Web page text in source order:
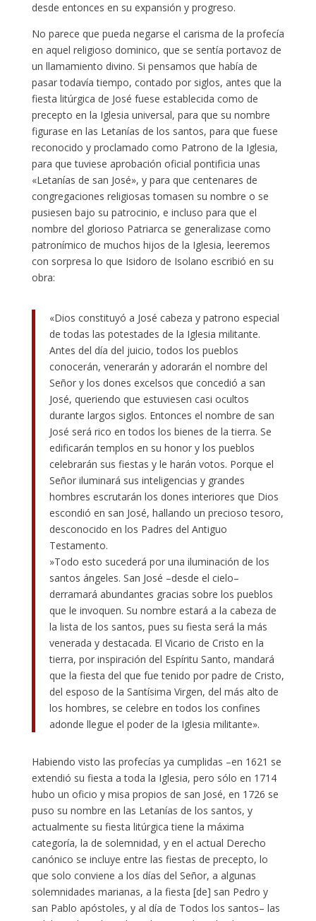
desde entonces en su expansión y progreso.
No parece que pueda negarse el carisma de la profecía
en aquel religioso dominico, que se sentía portavoz de
un llamamiento divino. Si pensamos que había de
pasar todavía tiempo, contado por siglos, antes que la
fiesta litúrgica de José fuese establecida como de
precepto en la Iglesia universal, para que su nombre
figurase en las Letanías de los santos, para que fuese
reconocido y proclamado como Patrono de la Iglesia,
para que tuviese aprobación oficial pontificia unas
«Letanías de san José», y para que centenares de
congregaciones religiosas tomasen su nombre o se
pusiesen bajo su patrocinio, e incluso para que el
nombre del glorioso Patriarca se generalizase como
patronímico de muchos hijos de la Iglesia, leeremos
con sorpresa lo que Isidoro de Isolano escribió en su
obra:
«Dios constituyó a José cabeza y patrono especial
de todas las potestades de la Iglesia militante.
Antes del día del juicio, todos los pueblos
conocerán, venerarán y adorarán el nombre del
Señor y los dones excelsos que concedió a san
José, queriendo que estuviesen casi ocultos
durante largos siglos. Entonces el nombre de san
José será rico en todos los bienes de la tierra. Se
edificarán templos en su honor y los pueblos
celebrarán sus fiestas y le harán votos. Porque el
Señor iluminará sus inteligencias y grandes
hombres escrutarán los dones interiores que Dios
escondió en san José, hallando un precioso tesoro,
desconocido en los Padres del Antiguo
Testamento.
»Todo esto sucederá por una iluminación de los
santos ángeles. San José –desde el cielo–
derramará abundantes gracias sobre los pueblos
que le invoquen. Su nombre estará a la cabeza de
la lista de los santos, pues su fiesta será la más
venerada y destacada. El Vicario de Cristo en la
tierra, por inspiración del Espíritu Santo, mandará
que la fiesta del que fue tenido por padre de Cristo,
del esposo de la Santísima Virgen, del más alto de
los hombres, se celebre en todos los confines
adonde llegue el poder de la Iglesia militante».
Habiendo visto las profecías ya cumplidas –en 1621 se
extendió su fiesta a toda la Iglesia, pero sólo en 1714
hubo un oficio y misa propios de san José, en 1726 se
puso su nombre en las Letanías de los santos, y
actualmente su fiesta litúrgica tiene la máxima
categoría, la de solemnidad, y en el actual Derecho
canónico se incluye entre las fiestas de precepto, lo
que solo conviene a los días del Señor, a algunas
solemnidades marianas, a la fiesta [de] san Pedro y
san Pablo apóstoles, y al día de Todos los santos– las